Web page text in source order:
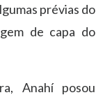
prévias do
de capa do
Anahí posou